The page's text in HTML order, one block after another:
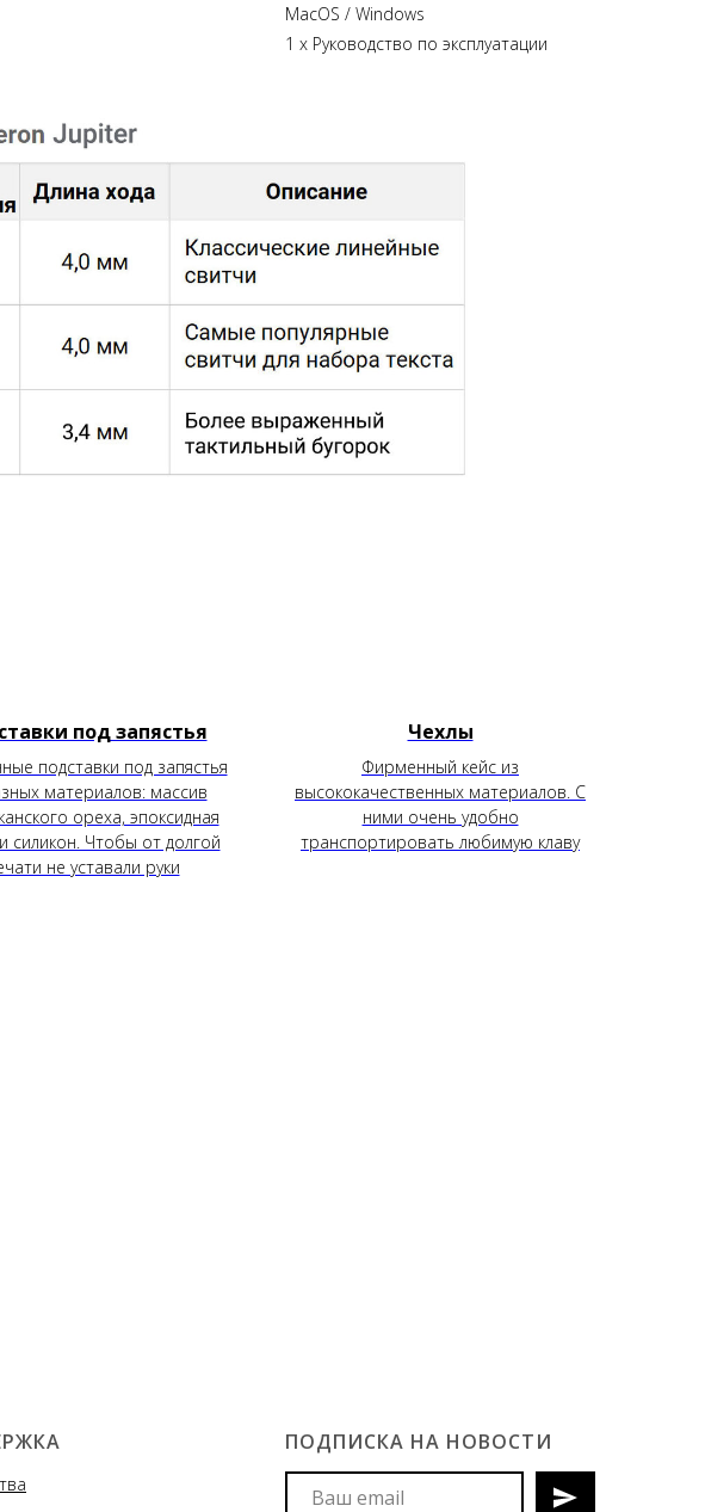
MacOS / Windows
1 х Руководство по эксплуатации
под запястья
подставки под запястья
материалов: массив
ореха, эпоксидная
силикон. Чтобы от долгой
не уставали руки
Чехлы
Фирменный кейс из
высококачественных материалов. С
ними очень удобно
транспортировать любимую клаву
ПОДПИСКА НА НОВОСТИ